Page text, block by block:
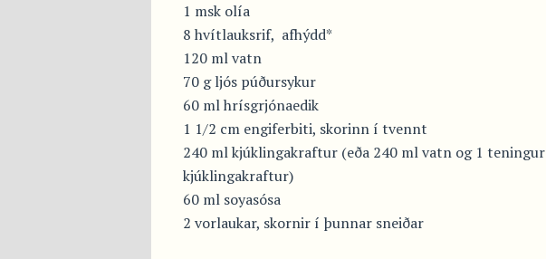
1 msk olía
8 hvítlauksrif, afhýdd*
120 ml vatn
70 g ljós púðursykur
60 ml hrísgrjónaedik
1 1/2 cm engiferbiti, skorinn í tvennt
240 ml kjúklingakraftur (eða 240 ml vatn og 1 teningur
kjúklingakraftur)
60 ml soyasósa
2 vorlaukar, skornir í þunnar sneiðar